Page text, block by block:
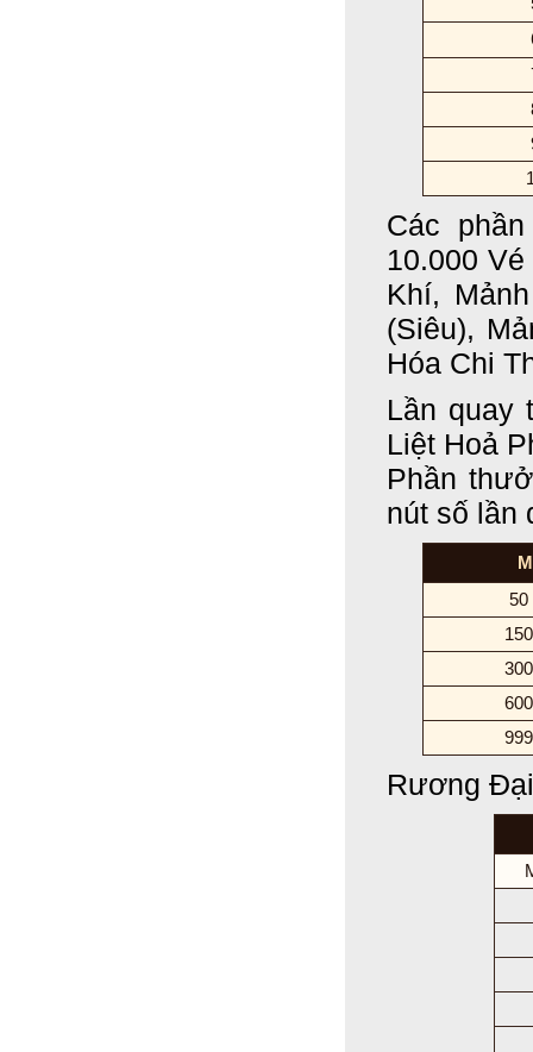
Các
10.000
Khí,
(Siêu),
Hóa Chi
Lần quay
Liệt Hoả
Phần
nút số lần
50
Rương